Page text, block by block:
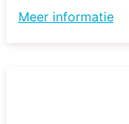
Meer informatie